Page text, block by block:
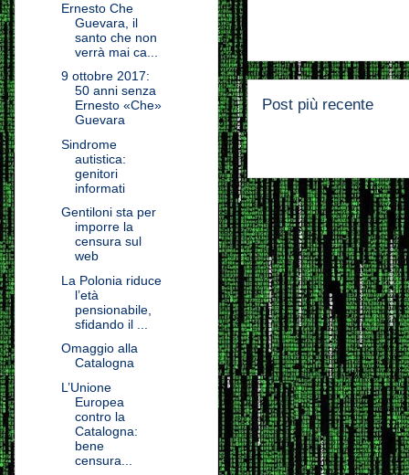
Post più recente
Ernesto Che
Guevara, il
santo che non
verrà mai ca...
9 ottobre 2017:
50 anni senza
Ernesto «Che»
Guevara
Sindrome
autistica:
genitori
informati
Gentiloni sta per
imporre la
censura sul
web
La Polonia riduce
l’età
pensionabile,
sfidando il ...
Omaggio alla
Catalogna
L’Unione
Europea
contro la
Catalogna:
bene
censura...